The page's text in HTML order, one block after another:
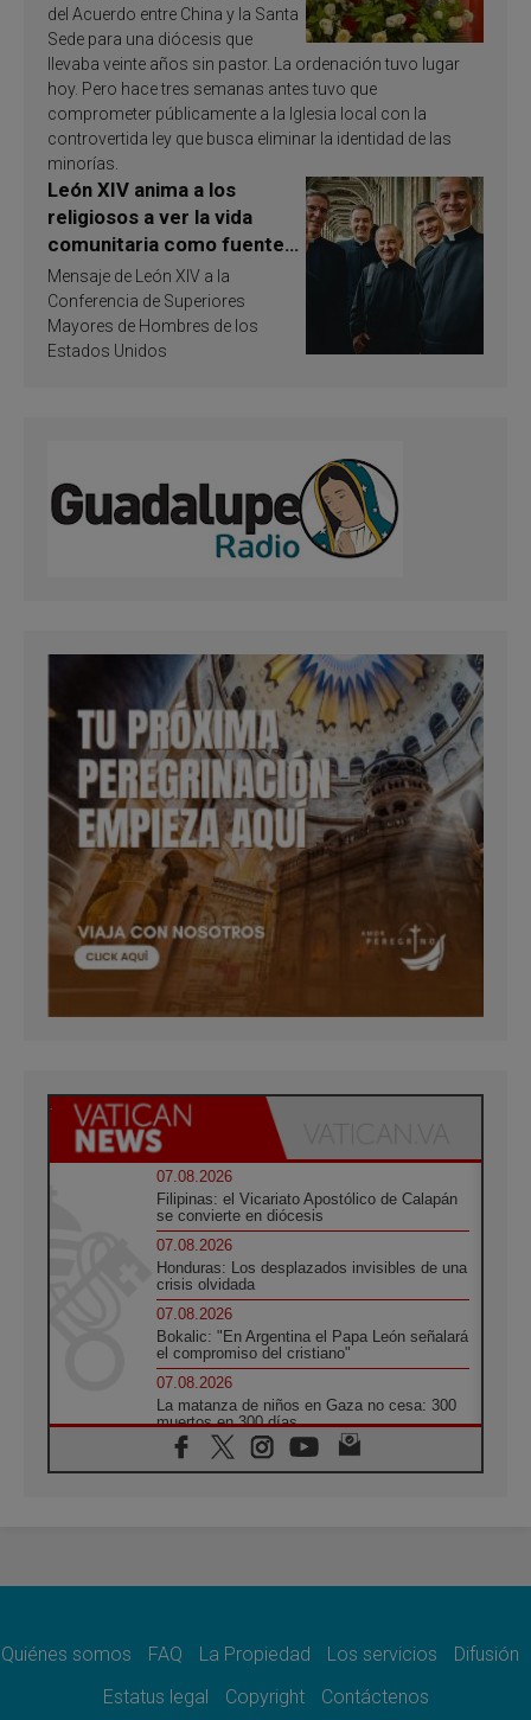
del Acuerdo entre China y la Santa
Sede para una diócesis que
llevaba veinte años sin pastor. La ordenación tuvo lugar
hoy. Pero hace tres semanas antes tuvo que
comprometer públicamente a la Iglesia local con la
controvertida ley que busca eliminar la identidad de las
minorías.
León XIV anima a los
religiosos a ver la vida
comunitaria como fuente
de inspiración y
santificación
Mensaje de León XIV a la
Conferencia de Superiores
Mayores de Hombres de los
Estados Unidos
07.08.2026
Filipinas: el Vicariato Apostólico de Calapán
se convierte en diócesis
07.08.2026
Honduras: Los desplazados invisibles de una
crisis olvidada
07.08.2026
Bokalic: "En Argentina el Papa León señalará
el compromiso del cristiano"
07.08.2026
La matanza de niños en Gaza no cesa: 300
muertos en 300 días
07.08.2026
Tagle: La guerra desfigura el mundo, solo la
como misión al servicio del Evangelio
SIGNIS 2026, dar voz a las religiosas en el
Quiénes somos FAQ La Propiedad Los servicios
Difusión
Estatus legal
Copyright Contáctenos